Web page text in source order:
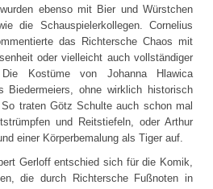
ebenso mit Bier und Würstchen
die Schauspielerkollegen. Cornelius
das Richtersche Chaos mit
oder vielleicht auch vollständiger
Kostüme von Johanna Hlawica
Biedermeiers, ohne wirklich historisch
traten Götz Schulte auch schon mal
und Reitstiefeln, oder Arthur
einer Körperbemalung als Tiger auf.
Gerloff entschied sich für die Komik,
die durch Richtersche Fußnoten in